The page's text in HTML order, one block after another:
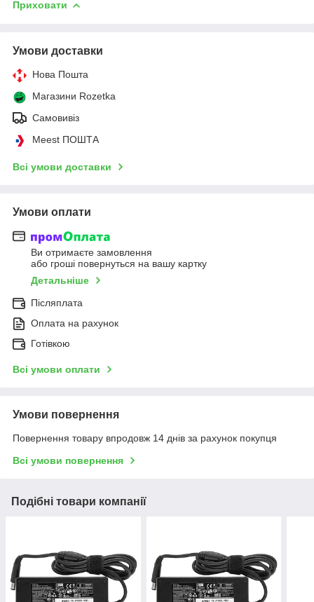
Приховати
Умови доставки
Нова Пошта
Магазини Rozetka
Самовивіз
Meest ПОШТА
Всі умови доставки
Умови оплати
Ви отримаєте замовлення
або гроші повернуться на вашу картку
Детальніше
Післяплата
Оплата на рахунок
Готівкою
Всі умови оплати
Умови повернення
Повернення товару впродовж 14 днів за рахунок покупця
Всі умови повернення
Подібні товари компанії